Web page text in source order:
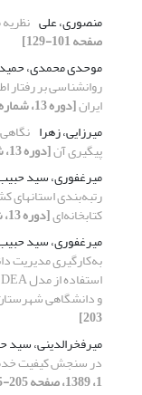
منصوری، علی
صفحه 101-129]
موحدی محمدی، حمید
روانشناسی بر رفتار
ایران[دوره 13، شماره 2، 1389، صفحه 233-256]
میرزایی، زهرا
پیگیری آن[دوره 13، شماره 4، 1389، صفحه 27-50]
میرغفوری، سید
رتبه‌بندی
کتابخانه‌ای[دوره 13، شماره 3، 1389، صفحه 243-270]
میرغفوری، سید
به‌کارگیری مدیریت
و دانشگاهی
203]
میرفخرالدینی، سید
در سنجش کیفیت
1، 1389، صفحه 205-225]